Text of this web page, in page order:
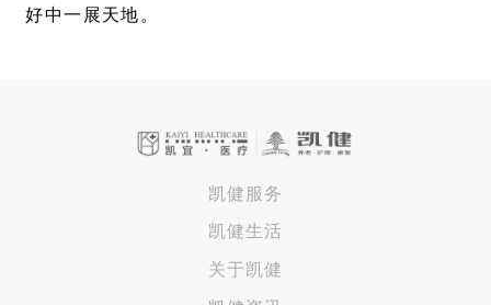
好中一展天地。
凯健服务
凯健生活
关于凯健